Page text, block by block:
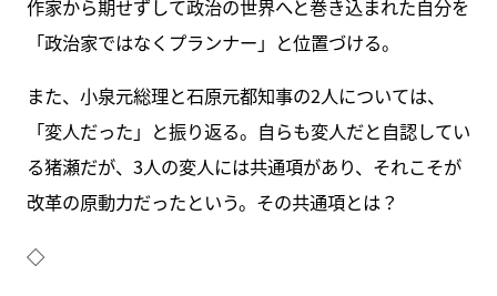
作家から期せずして政治の世界へと巻き込まれた自分を
「政治家ではなくプランナー」と位置づける。
また、小泉元総理と石原元都知事の2人については、
「変人だった」と振り返る。自らも変人だと自認してい
る猪瀬だが、3人の変人には共通項があり、それこそが
改革の原動力だったという。その共通項とは？
◇